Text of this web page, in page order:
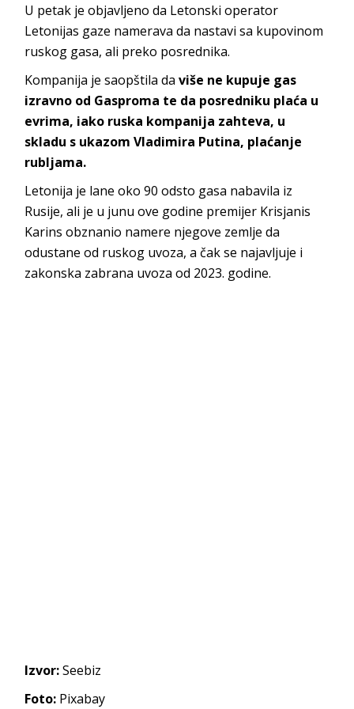
U petak je objavljeno da Letonski operator
Letonijas gaze namerava da nastavi sa kupovinom
ruskog gasa, ali preko posrednika.
Kompanija je saopštila da više ne kupuje gas
izravno od Gasproma te da posredniku plaća u
evrima, iako ruska kompanija zahteva, u
skladu s ukazom Vladimira Putina, plaćanje
rubljama.
Letonija je lane oko 90 odsto gasa nabavila iz
Rusije, ali je u junu ove godine premijer Krisjanis
Karins obznanio namere njegove zemlje da
odustane od ruskog uvoza, a čak se najavljuje i
zakonska zabrana uvoza od 2023. godine.
Izvor:Seebiz
Foto: Pixabay